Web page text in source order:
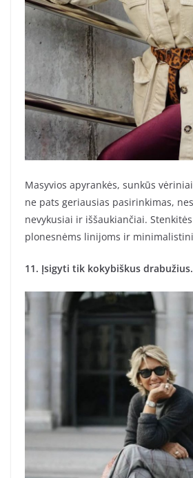
Masyvios apyrankės, sunkūs
ne pats geriausias pasirinkimas,
nevykusiai ir iššaukiančiai.
plonesnėms linijoms ir
11. Įsigyti tik kokybiškus drabužius.